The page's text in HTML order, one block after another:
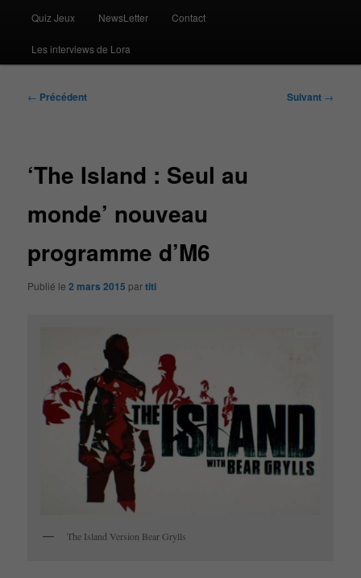
Quiz Jeux NewsLetter Contact
Les interviews de Lora
Navigation
← Précédent Suivant →
‘The Island : Seul au
monde’ nouveau
programme d’M6
Publié le2 mars 2015 partiti
The Island Version Bear Grylls